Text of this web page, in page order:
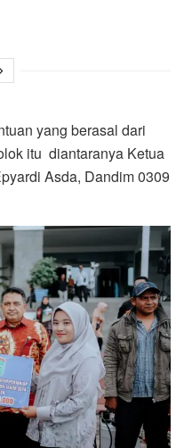
yang berasal dari
itu diantaranya Ketua
Asda, Dandim 0309